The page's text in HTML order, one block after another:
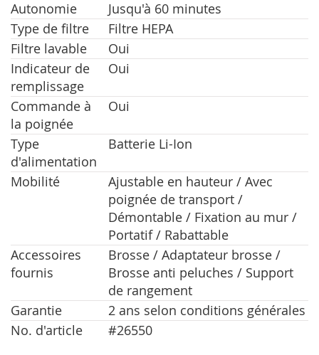
Autonomie
Jusqu'à 60 minutes
Type de filtre
Filtre HEPA
Filtre lavable
Oui
Indicateur de
remplissage
Oui
Commande à
la poignée
Oui
Type
d'alimentation
Batterie Li-Ion
Mobilité
Ajustable en hauteur / Avec
poignée de transport /
Démontable / Fixation au mur /
Portatif / Rabattable
Accessoires
fournis
Brosse / Adaptateur brosse /
Brosse anti peluches / Support
de rangement
Garantie
2 ans selon conditions générales
No. d'article
#26550